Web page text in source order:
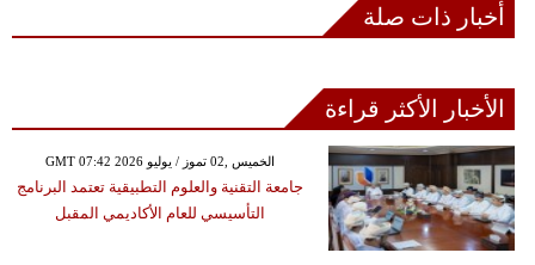
أخبار ذات صلة
الأخبار الأكثر قراءة
GMT 07:42 2026 الخميس ,02 تموز / يوليو
جامعة التقنية والعلوم التطبيقية تعتمد البرنامج
التأسيسي للعام الأكاديمي المقبل